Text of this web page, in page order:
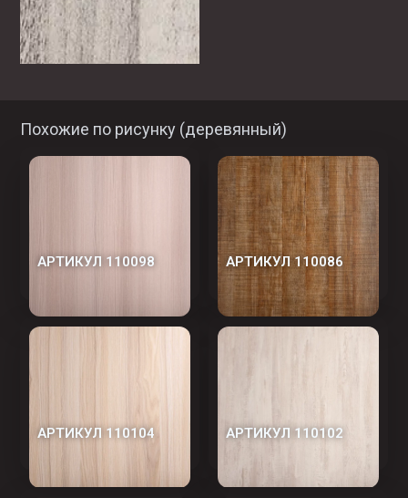
Похожие по рисунку (деревянный)
АРТИКУЛ 110098 АРТИКУЛ 110086
АРТИКУЛ 110104 АРТИКУЛ 110102